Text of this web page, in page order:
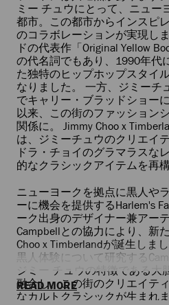
ミー チュウにとって、ニュー
都市。この都市からインスピ
のコラボレーションが実現し
ドの代表作「Original Yellow
の代名詞でもあり、1990年代
た独特のヒップホップスタイ
なりました。 一方、ジミーチ
でキャリー・ブラッドショー
以来、この街のファッション
関係に。 Jimmy Choo x
は、ジミーチュウのクリエイ
ドラ・チョイのグラマラスな
的なクラシックアイテムを再
ニューヨークを拠点に黒人や
ーに機会を提供するHarlem's
ーク出身のデザイナー兼アー
Campbellとの協力により、新
Choo x Timberlandが誕生しま
黒人体験について研究する
ジミー チュウの特徴である大
融合し、この街のクリエイテ
なカルトクラシックが生まれま
READ MORE